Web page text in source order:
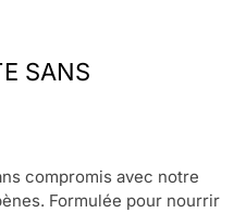
SANS
compromis avec notre
Formulée pour nourrir